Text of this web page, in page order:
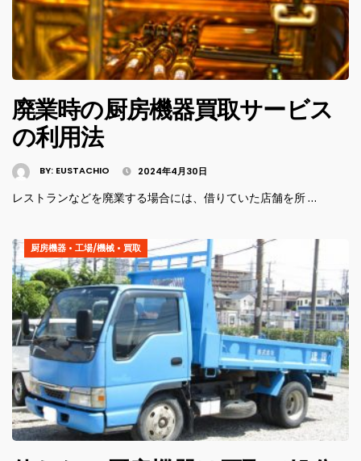
廃業時の厨房機器買取サービス
の利用法
BY: EUSTACHIO 2024年4月30日
レストランなどを廃業する場合には、借りていた店舗を所 …
厨房機器 • 工場/機械 • 買取